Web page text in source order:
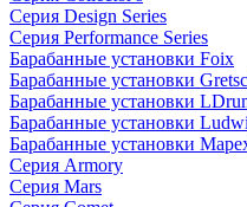
Серия Design Series
Серия Performance Series
Барабанные установки Foix
Барабанные установки
Барабанные установки
Барабанные установки
Барабанные установки
Серия Armory
Серия Mars